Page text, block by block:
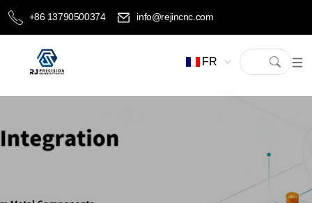
+86 13790500374 info@rejincnc.com
FR